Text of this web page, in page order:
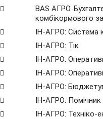
BAS АГРО.
комбікормового
ІН-АГРО: Система
ІН-АГРО: Тік
ІН-АГРО:
ІН-АГРО:
ІН-АГРО:
ІН-АГРО:
ІН-АГРО: Техніко-